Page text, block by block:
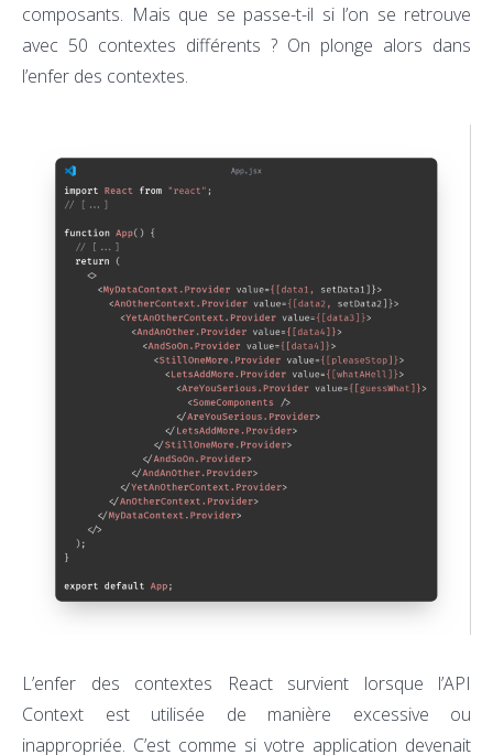
composants. Mais que se passe-t-il si l’on se retrouve
avec 50 contextes différents ? On plonge alors dans
l’enfer des contextes.
L’enfer des contextes React survient lorsque l’API
Context est utilisée de manière excessive ou
inappropriée. C’est comme si votre application devenait